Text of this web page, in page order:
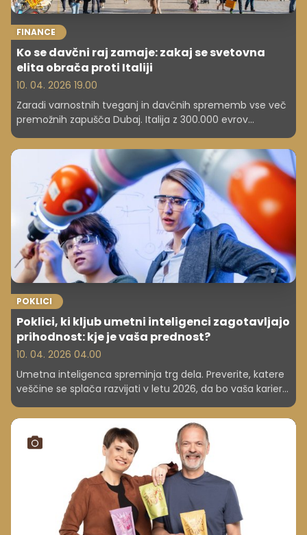
FINANCE
Ko se davčni raj zamaje: zakaj se svetovna
elita obrača proti Italiji
10. 04. 2026 19.00
Zaradi varnostnih tveganj in davčnih sprememb vse več
premožnih zapušča Dubaj. Italija z 300.000 evrov
pavšalnega davka in Milanom v ospredju postaja nova
evropska izbira za globalno elito.
POKLICI
Poklici, ki kljub umetni inteligenci zagotavljajo
prihodnost: kje je vaša prednost?
10. 04. 2026 04.00
Umetna inteligenca spreminja trg dela. Preverite, katere
veščine se splača razvijati v letu 2026, da bo vaša kariera